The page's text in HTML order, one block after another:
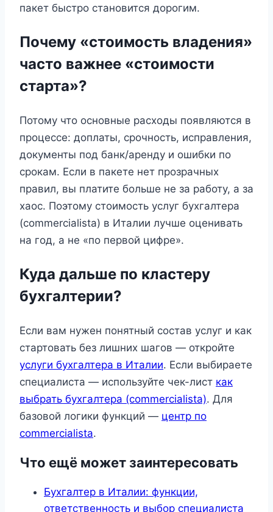
пакет быстро становится дорогим.
Почему «стоимость владения»
часто важнее «стоимости
старта»?
Потому что основные расходы появляются в
процессе: доплаты, срочность, исправления,
документы под банк/аренду и ошибки по
срокам. Если в пакете нет прозрачных
правил, вы платите больше не за работу, а за
хаос. Поэтому стоимость услуг бухгалтера
(commercialista) в Италии лучше оценивать
на год, а не «по первой цифре».
Куда дальше по кластеру
бухгалтерии?
Если вам нужен понятный состав услуг и как
стартовать без лишних шагов — откройте
услуги бухгалтера в Италии. Если выбираете
специалиста — используйте чек-лист как
выбрать бухгалтера (commercialista). Для
базовой логики функций — центр по
commercialista.
Что ещё может заинтересовать
Бухгалтер в Италии: функции,
ответственность и выбор специалиста